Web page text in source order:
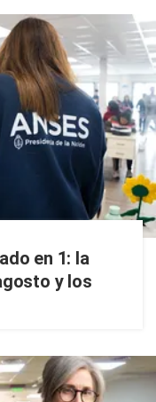
en 1: la
y los